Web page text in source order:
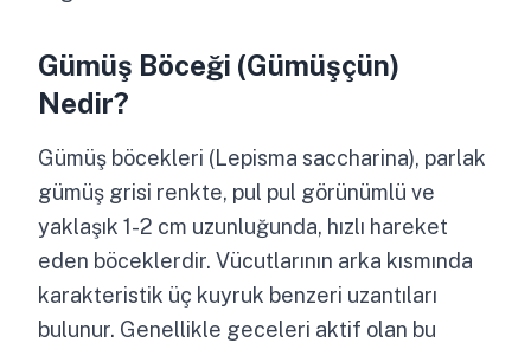
Gümüş Böceği (Gümüşçün)
Nedir?
Gümüş böcekleri (Lepisma saccharina), parlak
gümüş grisi renkte, pul pul görünümlü ve
yaklaşık 1-2 cm uzunluğunda, hızlı hareket
eden böceklerdir. Vücutlarının arka kısmında
karakteristik üç kuyruk benzeri uzantıları
bulunur. Genellikle geceleri aktif olan bu